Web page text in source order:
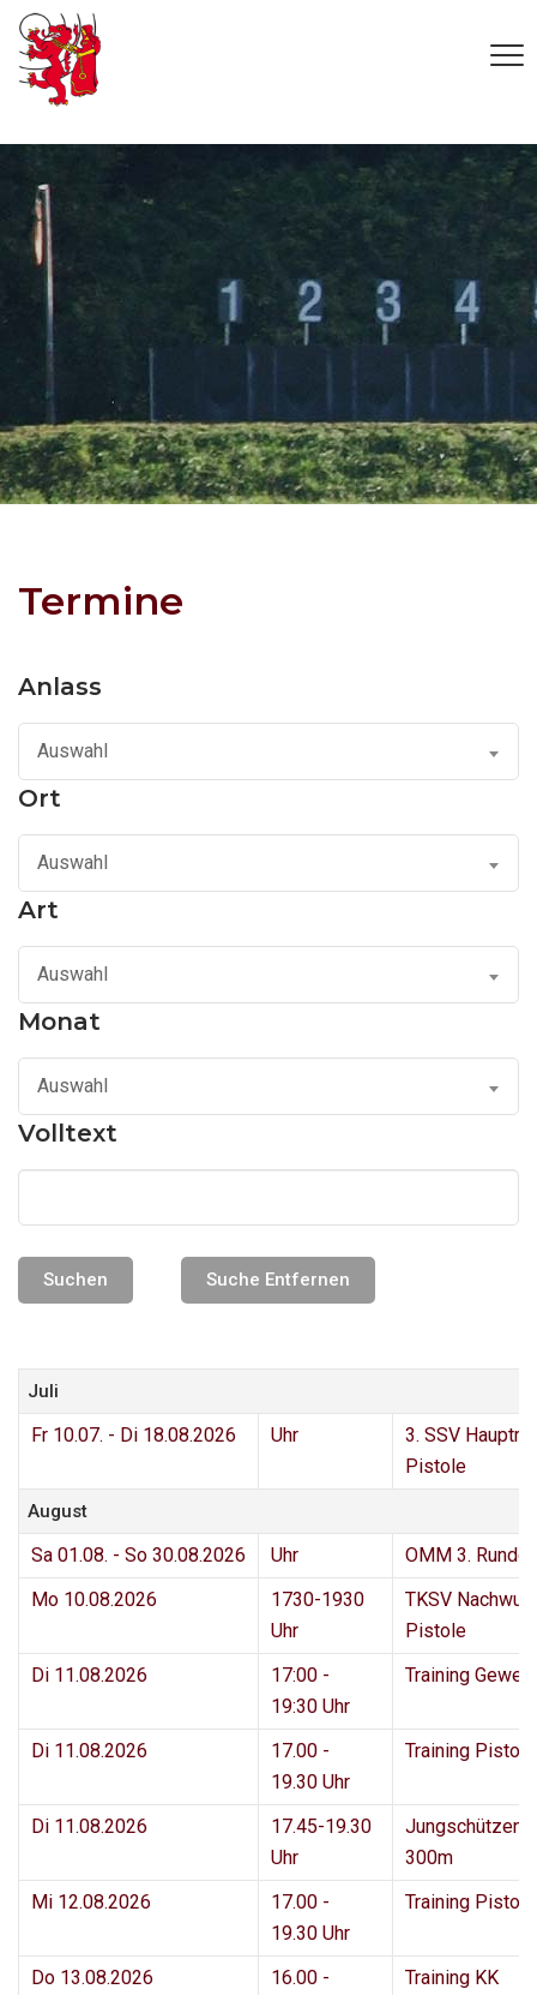
Termine
Anlass
Auswahl
Ort
Auswahl
Art
Auswahl
Monat
Auswahl
Volltext
Juli
Fr 10.07. - Di 18.08.2026 Uhr
3. SSV
Pistole
August
Sa 01.08. - So 30.08.2026 Uhr
OMM 3. Runde
Mo 10.08.2026
1730-1930
Uhr
TKSV
Pistole
Di 11.08.2026
17:00 -
19:30 Uhr
Training
Di 11.08.2026
17.00 -
19.30 Uhr
Training
Di 11.08.2026
17.45-19.30
Uhr
300m
Mi 12.08.2026
17.00 -
19.30 Uhr
Training
Do 13.08.2026
16.00 -
Training KK